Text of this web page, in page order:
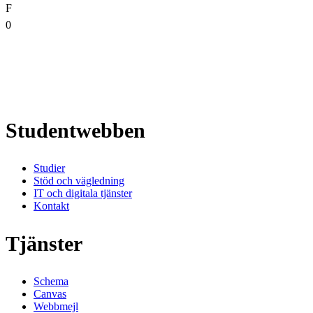
F
0
Studentwebben
Studier
Stöd och vägledning
IT och digitala tjänster
Kontakt
Tjänster
Schema
Canvas
Webbmejl